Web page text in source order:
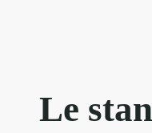
Le